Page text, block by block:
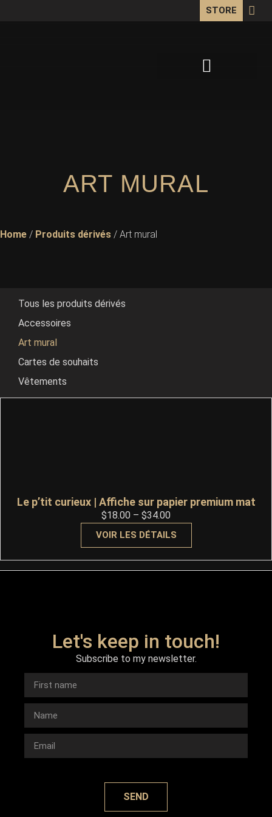
STORE
ART MURAL
Home / Produits dérivés / Art mural
Tous les produits dérivés
Accessoires
Art mural
Cartes de souhaits
Vêtements
Le p’tit curieux | Affiche sur papier premium mat
$18.00 – $34.00
VOIR LES DÉTAILS
Let's keep in touch!
Subscribe to my newsletter.
SEND